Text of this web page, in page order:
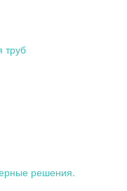
труб
решения.